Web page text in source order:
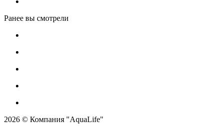
Ранее вы смотрели
2026 © Компания "AquaLife"